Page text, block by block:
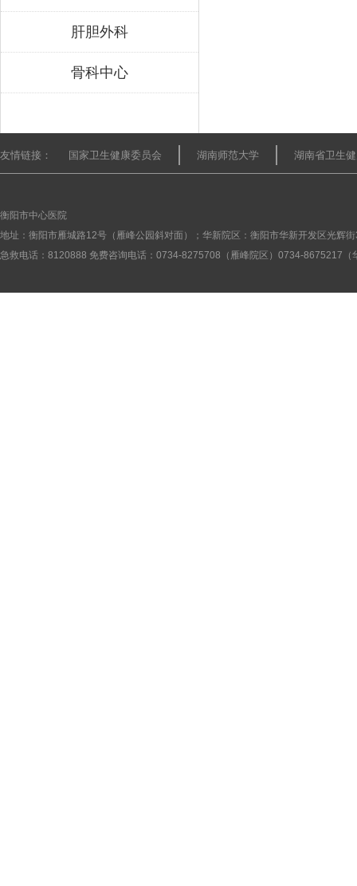
肝胆外科
骨科中心
友情链接： 国家卫生健康委员会 湖南师范大学 湖南省卫生
衡阳市中心医院
地址：衡阳市雁城路12号（雁峰公园斜对面）；华新院区：衡阳市华新开发区光辉
急救电话：8120888 免费咨询电话：0734-8275708（雁峰院区）0734-8675217（